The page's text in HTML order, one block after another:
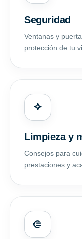
Seguridad
Ventanas y
protección de tu
Limpieza y
Consejos para
prestaciones y